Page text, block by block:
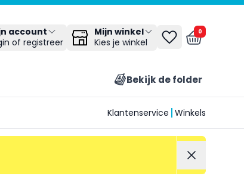
account
of registreer
Mijn winkel
Kies je winkel
0
Bekijk de folder
Klantenservice Winkels